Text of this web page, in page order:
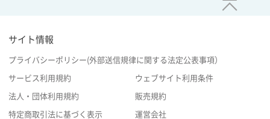
サイト情報
プライバシーポリシー(外部送信規律に関する法定公表事項）
サービス利用規約 ウェブサイト利用条件
法人・団体利用規約 販売規約
特定商取引法に基づく表示 運営会社